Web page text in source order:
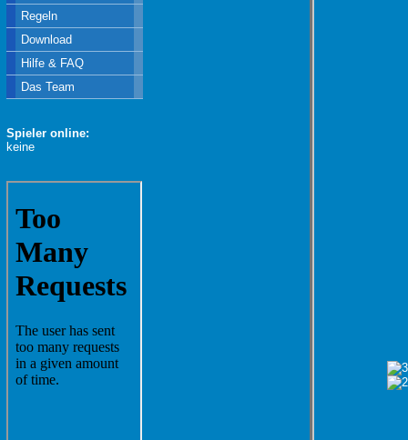
Regeln
Download
Hilfe & FAQ
Das Team
Spieler online:
keine